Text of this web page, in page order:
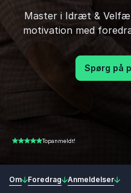
Master i Idræt &
motivation med
Spørg på
4.81 ud af 5Topanmeldt!
Om Foredrag Anmeldelser